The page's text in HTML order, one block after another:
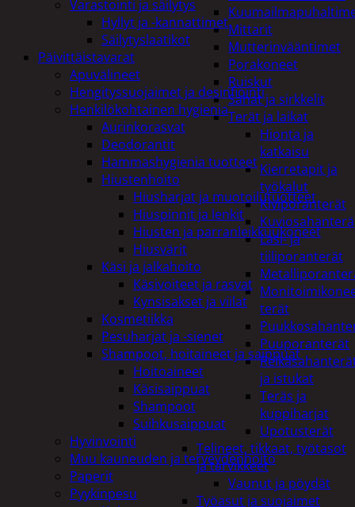
Mittarit
Mutterinvääntimet
Porakoneet
Ruiskut
Sahat ja sirkkelit
Terät ja laikat
Hionta ja
katkaisu
Kierretapit ja
työkalut
Kiviporanterät
Kuviosahanterä
Lasi- ja
tiiliporanterät
terät
Puuporanterät
ja istukat
Teräs ja
kuppiharjat
Upotusterät
Telineet, tikkaat, työtasot
ja tarvikkeet
Vaunut ja pöydät
Työasut ja suojaimet
Varastointi ja säilytys
Hyllyt ja -kannattimet
Säilytyslaatikot
Päivittäistavarat
Apuvälineet
Hengityssuojaimet ja desinfiointi
Henkilökohtainen hygienia
Aurinkorasvat
Deodorantit
Hammashygienia tuotteet
Hiustenhoito
Hiusharjat ja muotoilutuotteet
Hiuspinnit ja lenkit
Hiusten ja parranleikkuukoneet
Hiusvärit
Käsi ja jalkahoito
Käsivoiteet ja rasvat
Kynsisakset ja viilat
Kosmetiikka
Pesuharjat ja -sienet
Shampoot, hoitaineet ja saippuat
Hoitoaineet
Käsisaippuat
Shampoot
Suihkusaippuat
Hyvinvointi
Muu kauneuden ja terveydenhoito
Paperit
Pyykinpesu